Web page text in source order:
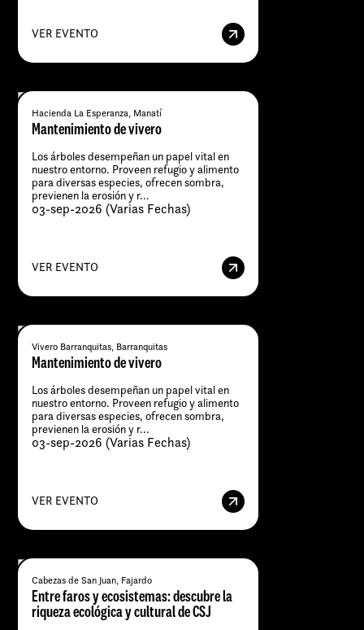
VER EVENTO
Hacienda La Esperanza, Manatí
Mantenimiento de vivero
Los árboles desempeñan un papel vital en
nuestro entorno. Proveen refugio y alimento
para diversas especies, ofrecen sombra,
previenen la erosión y r...
03-sep-2026 (Varias Fechas)
VER EVENTO
Vivero Barranquitas, Barranquitas
Mantenimiento de vivero
Los árboles desempeñan un papel vital en
nuestro entorno. Proveen refugio y alimento
para diversas especies, ofrecen sombra,
previenen la erosión y r...
03-sep-2026 (Varias Fechas)
VER EVENTO
Cabezas de San Juan, Fajardo
Entre faros y ecosistemas: descubre la
riqueza ecológica y cultural de CSJ